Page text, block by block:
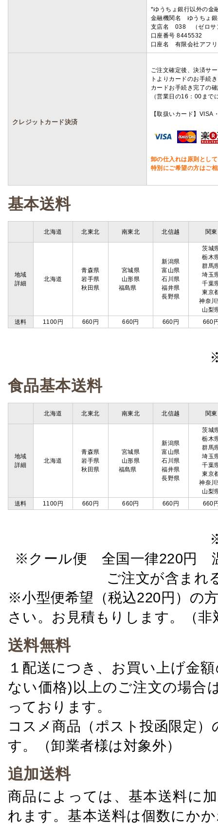
*ゆうちょ銀行以外の金
金融機関名 ゆうちょ
支店名 038 （ゼロサ
口座番号 8445532
口座名 有限会社アフ
クレジットカード決済
ご注文確定後、決済サ
トよりカードのお手続
カードお手続き完了の
（営業日の16：00ま
【取扱いカード】
卸の仕入れは原則とし
特別にご希望の方はご
基本送料
北海道 北東北 南東北 北信越 関東
地域
詳細
北海道
青森県
岩手県
秋田県
宮城県
山形県
福島県
新潟県
富山県
石川県
福井県
長野県
茨城
栃木
群馬
埼玉
千葉
東京
神奈
山梨
送料
1100円 660円 660円 660円 660
食品基本送料
北海道 北東北 南東北 北信越 関東
地域
詳細
北海道
青森県
岩手県
秋田県
宮城県
山形県
福島県
新潟県
富山県
石川県
福井県
長野県
茨城
栃木
群馬
埼玉
千葉
東京
神奈
山梨
送料
1100円 660円 660円 660円 660
※クール便 全国一律220円
ご注文が含ま
※小型便希望（税込220円）の
さい。お見積もりします。（非
送料無料
１配送につき、お買い上げ金
ない価格)以上のご注文の場合
っております。
コスメ商品（ポスト投函限定
す。（卸業者様は対象外）
追加送料
商品によっては、基本送料に
れます。基本送料は個数にか